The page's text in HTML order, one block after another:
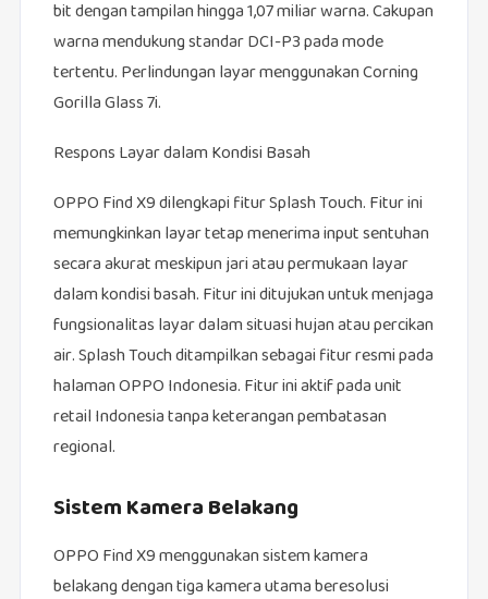
bit dengan tampilan hingga 1,07 miliar warna. Cakupan
warna mendukung standar DCI-P3 pada mode
tertentu. Perlindungan layar menggunakan Corning
Gorilla Glass 7i.
Respons Layar dalam Kondisi Basah
OPPO Find X9 dilengkapi fitur Splash Touch. Fitur ini
memungkinkan layar tetap menerima input sentuhan
secara akurat meskipun jari atau permukaan layar
dalam kondisi basah. Fitur ini ditujukan untuk menjaga
fungsionalitas layar dalam situasi hujan atau percikan
air. Splash Touch ditampilkan sebagai fitur resmi pada
halaman OPPO Indonesia. Fitur ini aktif pada unit
retail Indonesia tanpa keterangan pembatasan
regional.
Sistem Kamera Belakang
OPPO Find X9 menggunakan sistem kamera
belakang dengan tiga kamera utama beresolusi